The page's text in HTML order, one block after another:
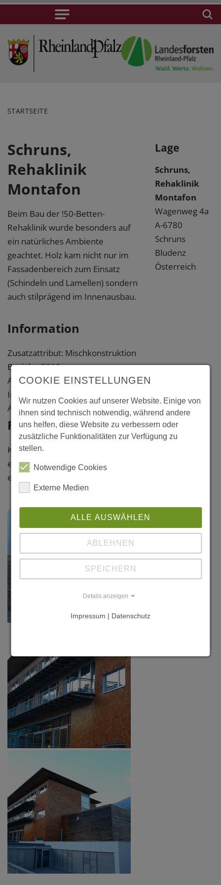
STARTSEITE
Schruns,
Rehaklinik
Montafon
Beim Bau der !50-Betten-
Rehaklinik wurde besonders auf
ein natürliches Ambiente
geachtet. Holz kam nicht nur im
Fassadenbereich zum Einsatz
(Schindeln und Lamellen) sondern
auch stilprägend im Innenausbau.
Information
Zusatzattribut: Mischkonstruktion
Baujahr: 2010
Architekt: Erich Gutmorgeth, A-
Innsbruck; Architekturbüro Klien,
A-Götzis
Fotos
Klicken Sie bitte auf das Foto, um
eine vergrößerte Darstellung zu
erhalten.
Lage
Schruns,
Rehaklinik
Montafon
Wagenweg 4a
A-6780
Schruns
Bludenz
Österreich
COOKIE EINSTELLUNGEN
Wir nutzen Cookies auf unserer Website. Einige von
ihnen sind technisch notwendig, während andere
uns helfen, diese Website zu verbessern oder
zusätzliche Funktionalitäten zur Verfügung zu
stellen.
Notwendige Cookies
Externe Medien
ALLE AUSWÄHLEN
ABLEHNEN
SPEICHERN
Details anzeigen
Impressum | Datenschutz